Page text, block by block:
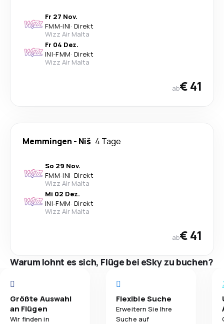
Fr 27 Nov.
FMM-INI· Direkt
Wizz Air Malta
Fr 04 Dez.
INI-FMM· Direkt
Wizz Air Malta
ab€ 41
Memmingen - Niš 4 Tage
So 29 Nov.
FMM-INI· Direkt
Wizz Air Malta
Mi 02 Dez.
INI-FMM· Direkt
Wizz Air Malta
ab€ 41
Warum lohnt es sich, Flüge bei eSky zu buchen?
Größte Auswahl
an Flügen
Wir finden in
Flexible Suche
Erweitern Sie Ihre
Suche auf